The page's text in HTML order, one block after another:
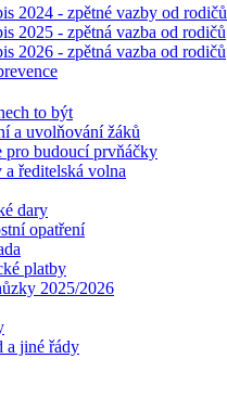
2024 - zpětné vazby od rodičů
2025 - zpětná vazba od rodičů
2026 - zpětná vazba od rodičů
to být
a uvolňování žáků
pro budoucí prvňáčky
a ředitelská volna
dary
opatření
platby
2025/2026
a jiné řády